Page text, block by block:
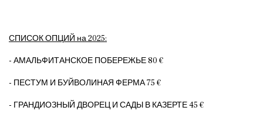
СПИСОК ОПЦИЙ на 2025:
- АМАЛЬФИТАНСКОЕ ПОБЕРЕЖЬЕ 80 €
- ПЕСТУМ И БУЙВОЛИНАЯ ФЕРМА 75 €
- ГРАНДИОЗНЫЙ ДВОРЕЦ И САДЫ В КАЗЕРТЕ 45 €